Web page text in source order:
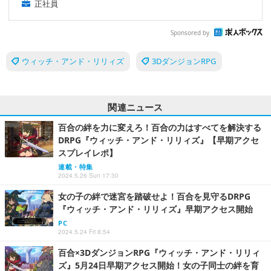
正社員
Sponsored by
ウィッチ・アンド・リリィズ 3DダンジョンRPG
関連ニュース
百合の絆を力に変えろ！百合の力はすべてを解決する
DRPG『ウィッチ・アンド・リリィズ』【早期アクセ
スプレイレポ】
連載・特集
2024.5.26 Sun 17:30
女の子の絆で迷宮を踏破せよ！百合を見守るDRPG
『ウィッチ・アンド・リリィズ』早期アクセス開始
PC
2024.5.24 Fri 8:54
百合×3DダンジョンRPG『ウィッチ・アンド・リリィ
ズ』5月24日早期アクセス開始！女の子同士の絆を育